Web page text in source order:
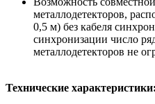
металлодетекторов,
0,5 м) без кабеля
синхронизации число
металлодетекторов не
Технические характеристики: